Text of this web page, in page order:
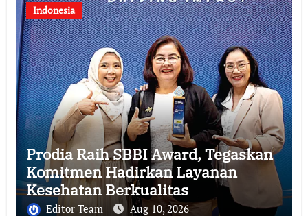
Indonesia
Prodia Raih SBBI Award, Tegaskan
Komitmen Hadirkan Layanan
Kesehatan Berkualitas
Editor Team Aug 10, 2026